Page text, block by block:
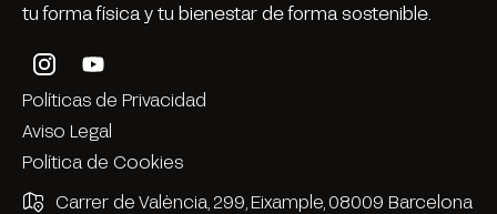
tu forma física y tu bienestar de forma sostenible.
Políticas de Privacidad
Aviso Legal
Política de Cookies
Carrer de València, 299, Eixample, 08009 Barcelona